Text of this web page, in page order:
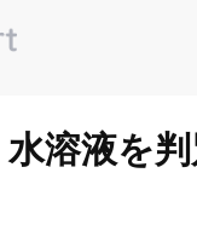
液を判